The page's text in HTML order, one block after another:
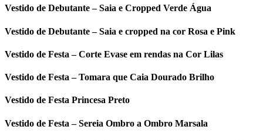
Vestido de Debutante – Saia e Cropped Verde Água
Vestido de Debutante – Saia e cropped na cor Rosa e Pink
Vestido de Festa – Corte Evase em rendas na Cor Lilas
Vestido de Festa – Tomara que Caia Dourado Brilho
Vestido de Festa Princesa Preto
Vestido de Festa – Sereia Ombro a Ombro Marsala